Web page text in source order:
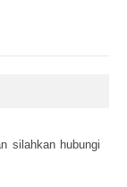
sіlаhkаn hubungі